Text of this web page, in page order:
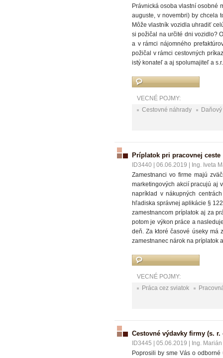
Právnická osoba vlastní osobné
auguste, v novembri) by chcela
Môže vlastník vozidla uhradiť
si požičal na určité dni vozidlo?
a v rámci nájomného
požičal v rámci cestovných
istý konateľ a aj spolumajiteľ a
VECNÉ POJMY:
Cestovné náhrady
Príplatok pri pracovnej ceste
ID3440 06.06.2019
Ing. Iveta
Zamestnanci vo firme majú
marketingových akcií pracujú aj
napríklad v nákupných
hľadiska správnej aplikácie §
zamestnancom príplatok aj za
potom je výkon práce a
deň. Za ktoré časové úseky má
zamestnanec nárok na príplatok
VECNÉ POJMY:
Práca cez sviatok
Cestovné výdavky firmy (s.
ID3445 05.06.2019
Ing.
Poprosili by sme Vás o